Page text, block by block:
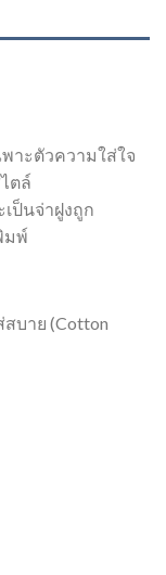
าะตัวความใส่ใจ
ตล์
ป็นจ่าฝูงถูก
มพ์
บาย (Cotton